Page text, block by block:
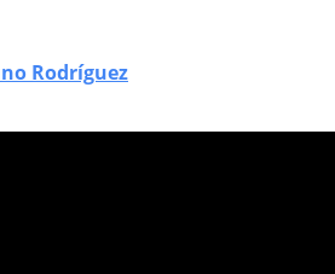
Rodríguez